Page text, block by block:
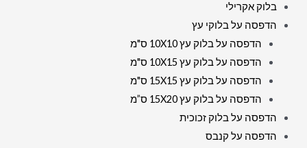
בלוק אקרילי
הדפסה על בלוקי עץ
הדפסה על בלוק עץ 10X10 ס"מ
הדפסה על בלוק עץ 10X15 ס"מ
הדפסה על בלוק עץ 15X15 ס"מ
הדפסה על בלוק עץ 15X20 ס”מ
הדפסה על בלוק זכוכית
הדפסה על קנבס